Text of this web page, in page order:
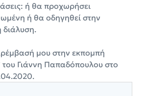
ή θα προχωρήσει
ή θα οδηγηθεί στην
διάλυση.
μου στην εκπομπή
του Γιάννη Παπαδόπουλου στο